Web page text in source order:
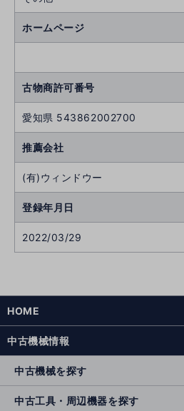
ホームページ
古物商許可番号
愛知県 543862002700
推薦会社
(有)ウィンドウー
登録年月日
2022/03/29
HOME
中古機械情報
中古機械を探す
中古工具・周辺機器を探す